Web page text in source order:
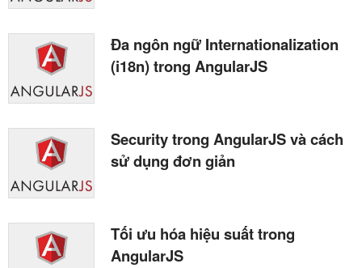
Đa ngôn ngữ Internationalization
(i18n) trong AngularJS
Security trong AngularJS và cách
sử dụng đơn giản
Tối ưu hóa hiệu suất trong
AngularJS